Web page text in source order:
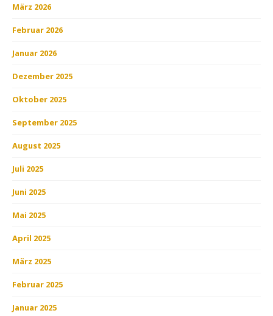
März 2026
Februar 2026
Januar 2026
Dezember 2025
Oktober 2025
September 2025
August 2025
Juli 2025
Juni 2025
Mai 2025
April 2025
März 2025
Februar 2025
Januar 2025